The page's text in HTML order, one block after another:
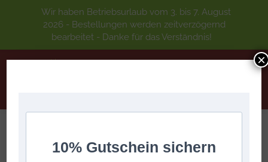
Wengerboch Musi – Harmonikastücke
Sie befinden sich hier:
Wir haben Betriebsurlaub vom 3. bis 7. August
2026 - Bestellungen werden zeitverzögernd
bearbeitet - Danke für das Verständnis!
10% Gutschein sichern
×